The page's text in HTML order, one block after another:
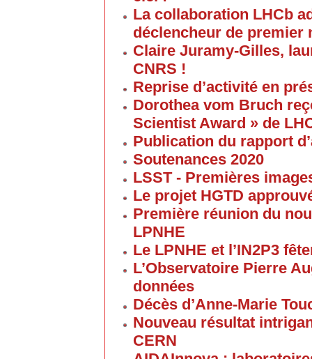
La collaboration LHCb
déclencheur de premier
Claire Juramy-Gilles,
CNRS !
Reprise d’activité en
Dorothea vom Bruch
Scientist Award » de
Publication du rapport
Soutenances 2020
LSST - Premières
Le projet HGTD
Première réunion du
LPNHE
Le LPNHE et l’IN2P3
L’Observatoire Pierre
données
Décès d’Anne-Marie
Nouveau résultat
CERN